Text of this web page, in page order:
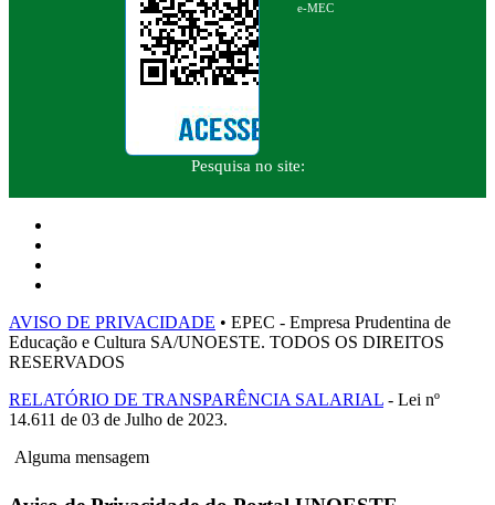
e-MEC
Pesquisa no site:
AVISO DE PRIVACIDADE • EPEC - Empresa Prudentina de
Educação e Cultura SA/UNOESTE. TODOS OS DIREITOS
RESERVADOS
RELATÓRIO DE TRANSPARÊNCIA SALARIAL - Lei nº
14.611 de 03 de Julho de 2023.
Alguma mensagem